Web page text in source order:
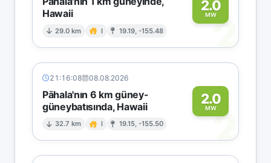
Hawaii
29.0 km I 19.19, -155.48
2.0
MW
2
21:16:08 08.08.2026
Pāhala'nın 6 km güney-
güneybatısında, Hawaii
32.7 km I 19.15, -155.50
2.0
MW2